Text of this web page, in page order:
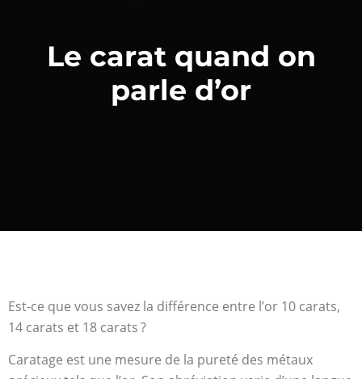
Le carat quand on
parle d’or
Est-ce que vous savez la différence entre l’or 10 carats,
14 carats et 18 carats ?
Caratage est une mesure de la pureté des métaux